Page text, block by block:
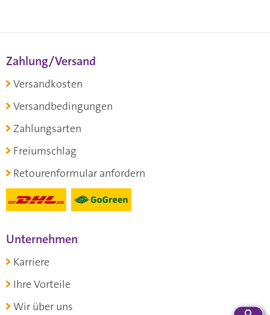
Zahlung/Versand
Versandkosten
Versandbedingungen
Zahlungsarten
Freiumschlag
Retourenformular anfordern
Unternehmen
Karriere
Ihre Vorteile
Wir über uns